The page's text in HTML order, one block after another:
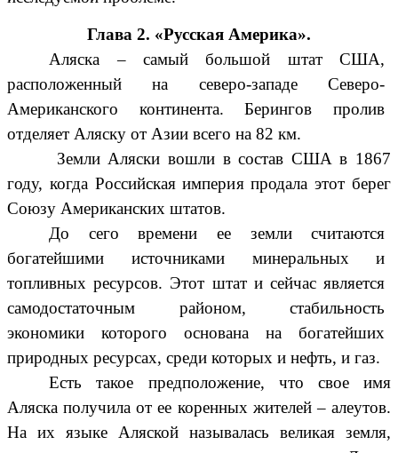
Глава 2. «Русская Америка».
Аляска – самый большой штат США,
расположенный на северо-западе Северо-
Американского континента. Берингов пролив
отделяет Аляску от Азии всего на 82 км.
Земли Аляски вошли в состав США в 1867
году, когда Российская империя продала этот берег
Союзу Американских штатов.
До сего времени ее земли считаются
богатейшими источниками минеральных и
топливных ресурсов. Этот штат и сейчас является
самодостаточным районом, стабильность
экономики которого основана на богатейших
природных ресурсах, среди которых и нефть, и газ.
Есть такое предположение, что свое имя
Аляска получила от ее коренных жителей – алеутов.
На их языке Аляской называлась великая земля,